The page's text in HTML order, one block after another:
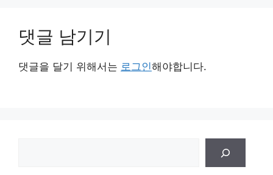
댓글 남기기
댓글을 달기 위해서는 로그인해야합니다.